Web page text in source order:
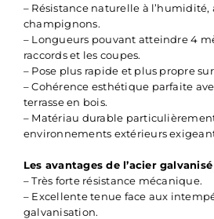
– Résistance naturelle à l’humidité,
champignons.
– Longueurs pouvant atteindre 4
raccords et les coupes.
– Pose plus rapide et plus propre
– Cohérence esthétique parfaite
terrasse en bois.
– Matériau durable
environnements extérieurs
Les avantages de l’acier galvanisé
– Très forte résistance mécanique.
– Excellente tenue face aux
galvanisation.